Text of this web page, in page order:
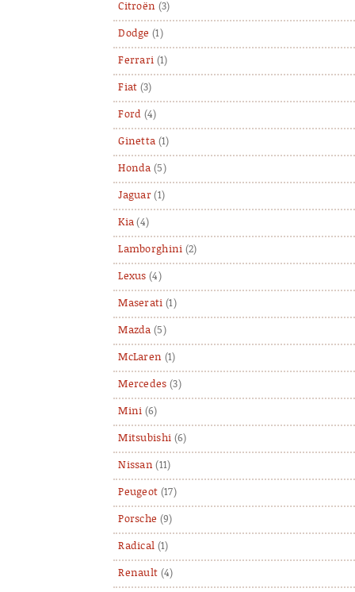
Citroën (3)
Dodge (1)
Ferrari (1)
Fiat (3)
Ford (4)
Ginetta (1)
Honda (5)
Jaguar (1)
Kia (4)
Lamborghini (2)
Lexus (4)
Maserati (1)
Mazda (5)
McLaren (1)
Mercedes (3)
Mini (6)
Mitsubishi (6)
Nissan (11)
Peugeot (17)
Porsche (9)
Radical (1)
Renault (4)